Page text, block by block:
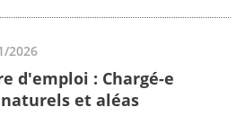
2026
d'emploi : Chargé-e
et aléas